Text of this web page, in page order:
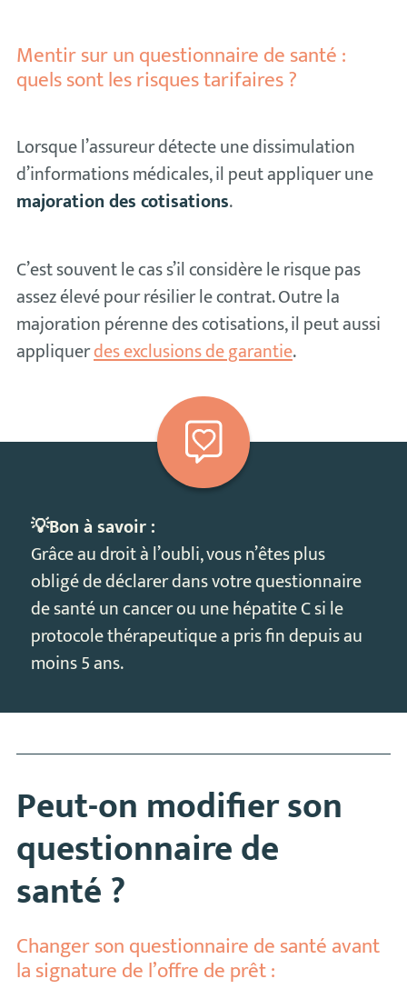
Mentir sur un questionnaire de santé :
quels sont les risques tarifaires ?
Lorsque l’assureur détecte une dissimulation
d’informations médicales, il peut appliquer une
majoration des cotisations.
C’est souvent le cas s’il considère le risque pas
assez élevé pour résilier le contrat. Outre la
majoration pérenne des cotisations, il peut aussi
appliquerdes exclusions de garantie.
💡Bon à savoir :
Grâce au droit à l’oubli, vous n’êtes plus
obligé de déclarer dans votre questionnaire
de santé un cancer ou une hépatite C si le
protocole thérapeutique a pris fin depuis au
moins 5 ans.
Peut-on modifier son
questionnaire de
santé ?
Changer son questionnaire de santé avant
la signature de l’offre de prêt :